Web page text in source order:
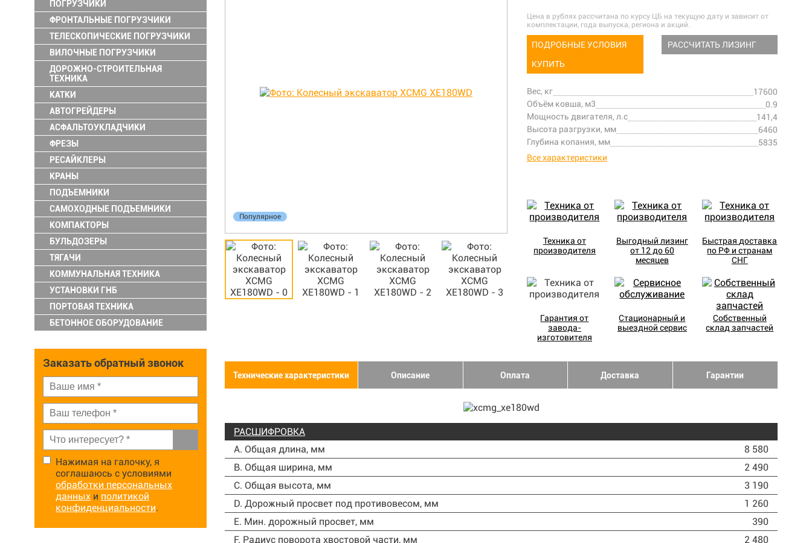
ПОГРУЗЧИКИ
ФРОНТАЛЬНЫЕ ПОГРУЗЧИКИ
ТЕЛЕСКОПИЧЕСКИЕ ПОГРУЗЧИКИ
ВИЛОЧНЫЕ ПОГРУЗЧИКИ
ДОРОЖНО-СТРОИТЕЛЬНАЯ
ТЕХНИКА
КАТКИ
АВТОГРЕЙДЕРЫ
АСФАЛЬТОУКЛАДЧИКИ
ФРЕЗЫ
РЕСАЙКЛЕРЫ
КРАНЫ
ПОДЪЕМНИКИ
САМОХОДНЫЕ ПОДЪЕМНИКИ
КОМПАКТОРЫ
БУЛЬДОЗЕРЫ
ТЯГАЧИ
КОММУНАЛЬНАЯ ТЕХНИКА
УСТАНОВКИ ГНБ
ПОРТОВАЯ ТЕХНИКА
БЕТОННОЕ ОБОРУДОВАНИЕ
Заказать обратный звонок
Нажимая на галочку, я
соглашаюсь с условиями
обработки персональных
данных и политикой
конфиденциальности.
Популярное
Цена в рублях рассчитана по курсу ЦБ на текущую дату и зависит от
комплектации, года выпуска, региона и акций.
ПОДРОБНЫЕ УСЛОВИЯ
РАССЧИТАТЬ ЛИЗИНГ
КУПИТЬ
Вес, кг
17600
Объём ковша, м3
0.9
Мощность двигателя, л.с
141,4
Высота разгрузки, мм
6460
Глубина копания, мм
5835
Все характеристики
Техника от
производителя
Выгодный лизинг
от 12 до 60
месяцев
Быстрая доставка
по РФ и странам
СНГ
Гарантия от
завода-
изготовителя
Стационарный и
выездной сервис
Собственный
склад запчастей
Технические характеристики Описание Оплата Доставка Гарантии
РАСШИФРОВКА
A. Общая длина, мм
8 580
B. Общая ширина, мм
2 490
C. Общая высота, мм
3 190
D. Дорожный просвет под противовесом, мм
1 260
Е. Мин. дорожный просвет, мм
390
F. Радиус поворота хвостовой части, мм
2 480